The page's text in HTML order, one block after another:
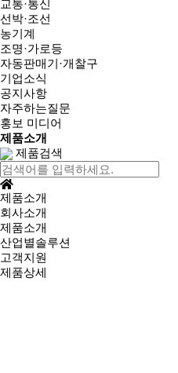
교통·통신
선박·조선
농기계
조명·가로등
자동판매기·개찰구
기업소식
공지사항
자주하는질문
홍보 미디어
제품소개
제품검색
제품소개
회사소개
제품소개
산업별솔루션
고객지원
제품상세